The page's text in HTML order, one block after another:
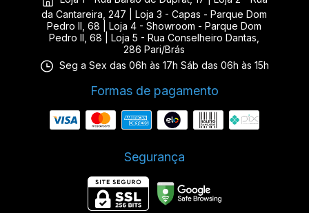
da Cantareira, 247 | Loja 3 - Capas - Parque Dom
Pedro II, 68 | Loja 4 - Showroom - Parque Dom
Pedro II, 68 | Loja 5 - Rua Conselheiro Dantas,
286 Pari/Brás
Seg a Sex das 06h às 17h Sáb das 06h às 15h
Formas de pagamento
Segurança